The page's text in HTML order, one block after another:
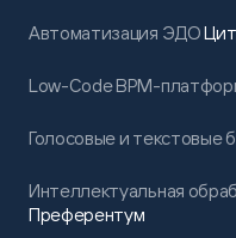
Автоматизация ЭДО
Low-Code BPM-
Голосовые и текстовые
Интеллектуальная
Преферентум